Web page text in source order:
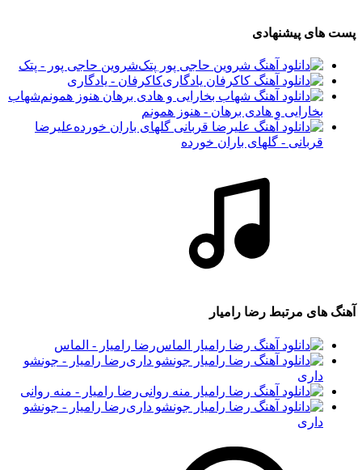
پست های پیشنهادی
شروین حاجی پور - پتک
کاکرفان - یادگاری
شهاب
بخارایی و هادی برهان - هنوز همونم
علیرضا
قربانی - گلهای باران خورده
آهنگ های مرتبط رضا رامیار
رضا رامیار - الماس
رضا رامیار - جونشو
داری
رضا رامیار - منه روانی
رضا رامیار - جونشو
داری